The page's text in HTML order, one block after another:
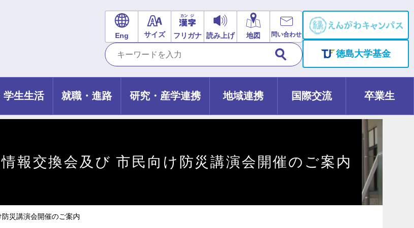
Eng サイズ フリガナ 読み上げ 地図 問い合わせ
徳島大学基金
学生生活 就職・進路 研究・産学連携 地域連携 国際交流 卒業生
報交換会及び 市民向け防災講演会開催のご案内
災講演会開催のご案内